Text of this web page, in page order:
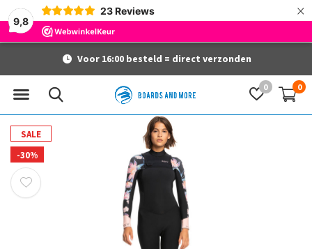
9,8
23 Reviews ×
0 0
Voor 16:00 besteld = direct verzonden
SALE
-30%